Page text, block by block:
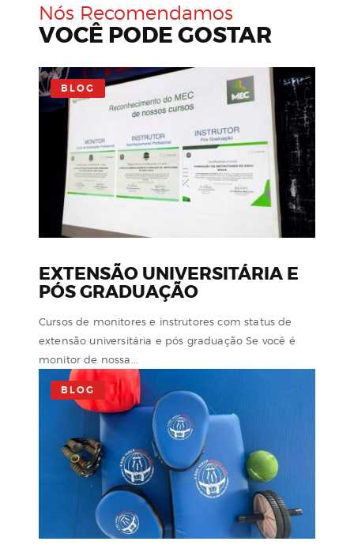
Nós Recomendamos
VOCÊ PODE GOSTAR
BLOG
EXTENSÃO UNIVERSITÁRIA E
PÓS GRADUAÇÃO
Cursos de monitores e instrutores com status de
extensão universitária e pós graduação Se você é
monitor de nossa...
BLOG